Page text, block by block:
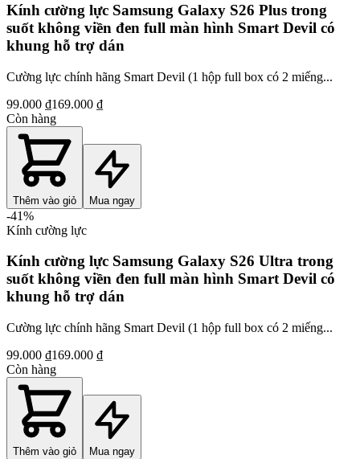
Kính cường lực Samsung Galaxy S26 Plus trong
suốt không viền đen full màn hình Smart Devil có
khung hỗ trợ dán
Cường lực chính hãng Smart Devil (1 hộp full box có 2 miếng...
99.000 ₫169.000 ₫
Còn hàng
Thêm vào giỏ Mua ngay
-41%
Kính cường lực
Kính cường lực Samsung Galaxy S26 Ultra trong
suốt không viền đen full màn hình Smart Devil có
khung hỗ trợ dán
Cường lực chính hãng Smart Devil (1 hộp full box có 2 miếng...
99.000 ₫169.000 ₫
Còn hàng
Thêm vào giỏ Mua ngay